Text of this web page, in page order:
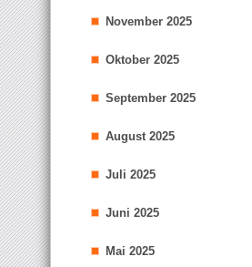
November 2025
Oktober 2025
September 2025
August 2025
Juli 2025
Juni 2025
Mai 2025